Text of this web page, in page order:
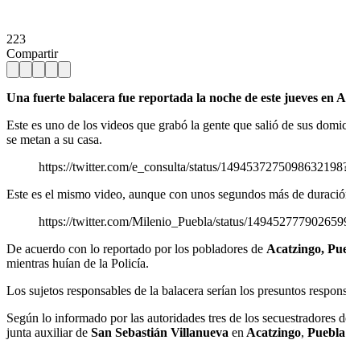
223
Compartir
Una fuerte balacera fue reportada la noche de este jueves en
Este es uno de los videos que grabó la gente que salió de sus
se metan a su casa.
https://twitter.com/e_consulta/status/
Este es el mismo video, aunque con unos segundos más de
https://twitter.com/Milenio_Puebla/status/
De acuerdo con lo reportado por los pobladores de Acatzingo,
mientras huían de la Policía.
Los sujetos responsables de la balacera serían los presuntos
Según lo informado por las autoridades tres de los secuestradores
junta auxiliar de San Sebastián Villanueva en Acatzingo, Puebla